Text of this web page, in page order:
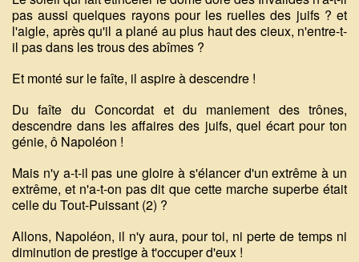
pas aussi quelques rayons pour les ruelles des juifs ? et
l'aigle, après qu'il a plané au plus haut des cieux, n'entre-t-
il pas dans les trous des abîmes ?
Et monté sur le faîte, il aspire à descendre !
Du faîte du Concordat et du maniement des trônes,
descendre dans les affaires des juifs, quel écart pour ton
génie, ô Napoléon !
Mais n'y a-t-il pas une gloire à s'élancer d'un extrême à un
extrême, et n'a-t-on pas dit que cette marche superbe était
celle du Tout-Puissant (2) ?
Allons, Napoléon, il n'y aura, pour toi, ni perte de temps ni
diminution de prestige à t'occuper d'eux !